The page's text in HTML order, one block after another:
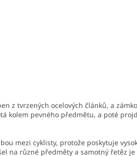
z tvrzených ocelových článků, a
kolem pevného předmětu, a poté
mezi cyklisty, protože poskytuje
na různé předměty a samotný řetěz